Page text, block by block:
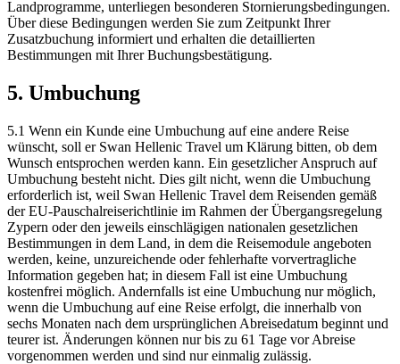
Landprogramme, unterliegen besonderen Stornierungsbedingungen.
Über diese Bedingungen werden Sie zum Zeitpunkt Ihrer
Zusatzbuchung informiert und erhalten die detaillierten
Bestimmungen mit Ihrer Buchungsbestätigung.
5. Umbuchung
5.1 Wenn ein Kunde eine Umbuchung auf eine andere Reise
wünscht, soll er Swan Hellenic Travel um Klärung bitten, ob dem
Wunsch entsprochen werden kann. Ein gesetzlicher Anspruch auf
Umbuchung besteht nicht. Dies gilt nicht, wenn die Umbuchung
erforderlich ist, weil Swan Hellenic Travel dem Reisenden gemäß
der EU-Pauschalreiserichtlinie im Rahmen der Übergangsregelung
Zypern oder den jeweils einschlägigen nationalen gesetzlichen
Bestimmungen in dem Land, in dem die Reisemodule angeboten
werden, keine, unzureichende oder fehlerhafte vorvertragliche
Information gegeben hat; in diesem Fall ist eine Umbuchung
kostenfrei möglich. Andernfalls ist eine Umbuchung nur möglich,
wenn die Umbuchung auf eine Reise erfolgt, die innerhalb von
sechs Monaten nach dem ursprünglichen Abreisedatum beginnt und
teurer ist. Änderungen können nur bis zu 61 Tage vor Abreise
vorgenommen werden und sind nur einmalig zulässig.